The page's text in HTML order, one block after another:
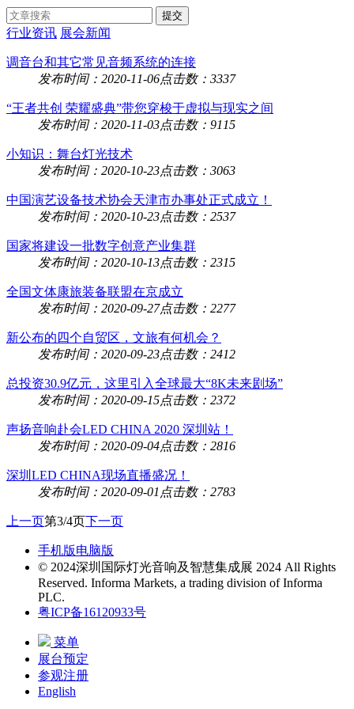
行业资讯 展会新闻
调音台和其它常见音频系统的连接
发布时间：2020-11-06点击数：3337
“王者共创 荣耀盛典”带您穿梭于虚拟与现实之间
发布时间：2020-11-03点击数：9115
小知识：舞台灯光技术
发布时间：2020-10-23点击数：3063
中国演艺设备技术协会天津市办事处正式成立！
发布时间：2020-10-23点击数：2537
国家将建设一批数字创意产业集群
发布时间：2020-10-13点击数：2315
全国文体康旅装备联盟在京成立
发布时间：2020-09-27点击数：2277
新公布的四个自贸区，文旅有何机会？
发布时间：2020-09-23点击数：2412
总投资30.9亿元，这里引入全球最大“8K未来剧场”
发布时间：2020-09-15点击数：2372
声扬音响赴会LED CHINA 2020 深圳站！
发布时间：2020-09-04点击数：2816
深圳LED CHINA现场直播盛况！
发布时间：2020-09-01 点击数：2783
上一页第3/4页下一页
手机版电脑版
© 2024深圳国际灯光音响及智慧集成展 2024 All Rights
Reserved. Informa Markets, a trading division of Informa
PLC.
粤ICP备16120933号
菜单
展台预定
参观注册
English